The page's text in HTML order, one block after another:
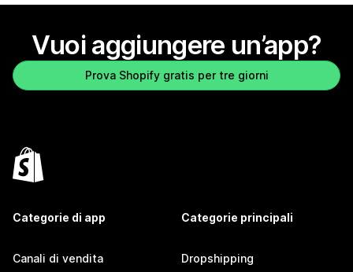
Vuoi aggiungere un’app?
Prova Shopify gratis per tre giorni
Categorie di app
Canali di vendita
Categorie principali
Dropshipping